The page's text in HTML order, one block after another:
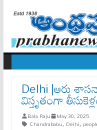
Delhi |ఆరు
విస్తృతంగా
Bala Raju May 30, 2025
Chandrababu, Delhi,